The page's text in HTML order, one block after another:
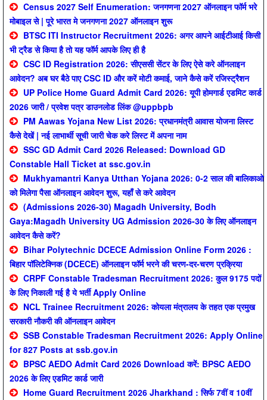
Census 2027 Self Enumeration: जनगणना 2027 ऑनलाइन फॉर्म भरे
मोबाइल से | पूरे भारत मे जनगणना 2027 ऑनलाइन शुरू
BTSC ITI Instructor Recruitment 2026: अगर आपने आईटीआई किसी
भी ट्रैड से किया है तो यह फॉर्म आपके लिए ही है
CSC ID Registration 2026: सीएससी सेंटर के लिए ऐसे करे ऑनलाइन
आवेदन? अब घर बैठे पाए CSC ID और करें मोटी कमाई, जाने कैसे करें रजिस्ट्रैशन
UP Police Home Guard Admit Card 2026: यूपी होमगार्ड एडमिट कार्ड
2026 जारी / प्रवेश पत्र डाउनलोड लिंक @uppbpb
PM Aawas Yojana New List 2026: प्रधानमंत्री आवास योजना लिस्ट
कैसे देखें | नई लाभार्थी सूची जारी चेक करे लिस्ट में अपना नाम
SSC GD Admit Card 2026 Released: Download GD
Constable Hall Ticket at ssc.gov.in
Mukhyamantri Kanya Utthan Yojana 2026: 0-2 साल की बालिकाओ
को मिलेगा पैसा ऑनलाइन आवेदन शुरू, यहाँ से करे आवेदन
(Admissions 2026-30) Magadh University, Bodh
Gaya:Magadh University UG Admission 2026-30 के लिए ऑनलाइन
आवेदन कैसे करें?
Bihar Polytechnic DCECE Admission Online Form 2026 :
बिहार पॉलिटेक्निक (DCECE) ऑनलाइन फॉर्म भरने की चरण-दर-चरण प्रक्रिया
CRPF Constable Tradesman Recruitment 2026: कुल 9175 पदों
के लिए निकाली गई है ये भर्ती Apply Online
NCL Trainee Recruitment 2026: कोयला मंत्रालय के तहत एक प्रमुख
सरकारी नौकरी की ऑनलाइन आवेदन
SSB Constable Tradesman Recruitment 2026: Apply Online
for 827 Posts at ssb.gov.in
BPSC AEDO Admit Card 2026 Download करें: BPSC AEDO
2026 के लिए एडमिट कार्ड जारी
Home Guard Recruitment 2026 Jharkhand : सिर्फ 7वीं व 10वीं